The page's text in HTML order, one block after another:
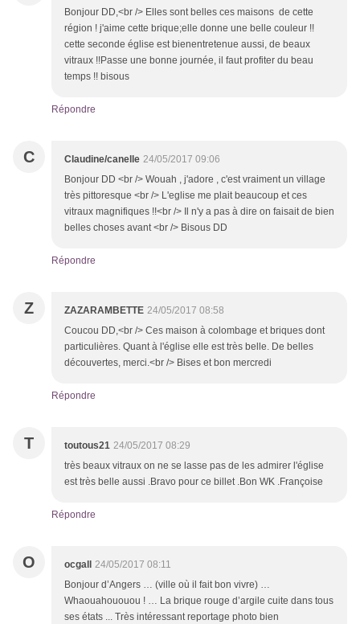
Bonjour DD,<br /> Elles sont belles ces maisons de cette
région ! j'aime cette brique;elle donne une belle couleur !!
cette seconde église est bienentretenue aussi, de beaux
vitraux !!Passe une bonne journée, il faut profiter du beau
temps !! bisous
Répondre
C Claudine/canelle 24/05/2017 09:06
Bonjour DD <br /> Wouah , j'adore , c'est vraiment un village
très pittoresque <br /> L'eglise me plait beaucoup et ces
vitraux magnifiques !!<br /> Il n'y a pas à dire on faisait de bien
belles choses avant <br /> Bisous DD
Répondre
Z ZAZARAMBETTE 24/05/2017 08:58
Coucou DD,<br /> Ces maison à colombage et briques dont
particulières. Quant à l'église elle est très belle. De belles
découvertes, merci.<br /> Bises et bon mercredi
Répondre
T toutous21 24/05/2017 08:29
très beaux vitraux on ne se lasse pas de les admirer l'église
est très belle aussi .Bravo pour ce billet .Bon WK .Françoise
Répondre
O ocgall
24/05/2017 08:11
Bonjour d’Angers … (ville où il fait bon vivre) …
Whaouahououou ! … La brique rouge d’argile cuite dans tous
ses états ... Très intéressant reportage photo bien